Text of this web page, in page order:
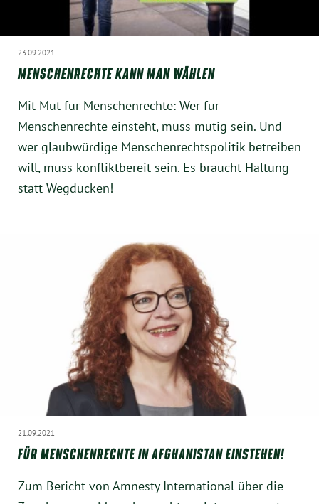
23.09.2021
MENSCHENRECHTE KANN MAN WÄHLEN
Mit Mut für Menschenrechte: Wer für
Menschenrechte einsteht, muss mutig sein. Und
wer glaubwürdige Menschenrechtspolitik betreiben
will, muss konfliktbereit sein. Es braucht Haltung
statt Wegducken!
21.09.2021
FÜR MENSCHENRECHTE IN AFGHANISTAN EINSTEHEN!
Zum Bericht von Amnesty International über die